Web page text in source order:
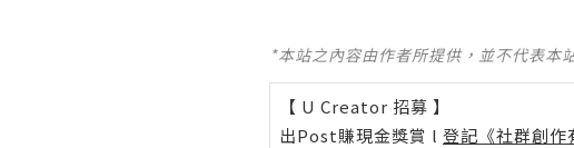
*本站之內容由作者所提供，並不代表本
【 U Creator 招募 】
出Post賺現金獎賞 l 登記《社群創作